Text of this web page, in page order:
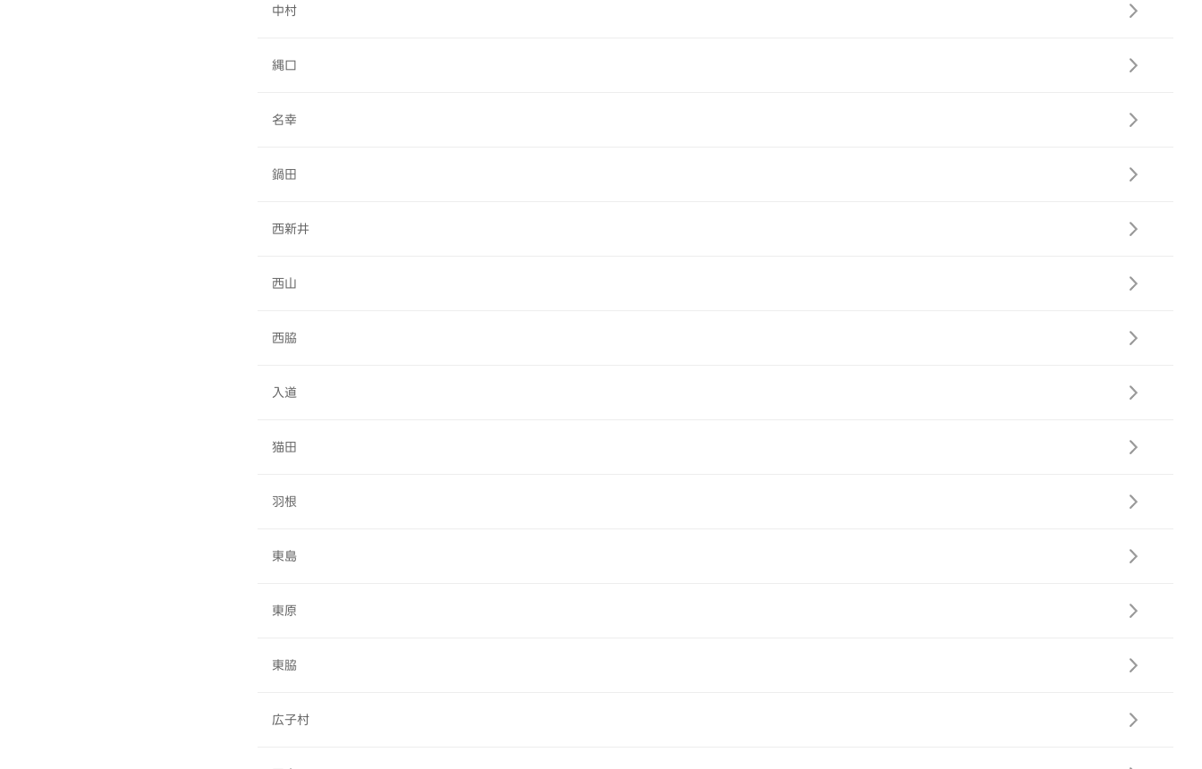
中村
縄口
名幸
鍋田
西新井
西山
西脇
入道
猫田
羽根
東島
東原
東脇
広子村